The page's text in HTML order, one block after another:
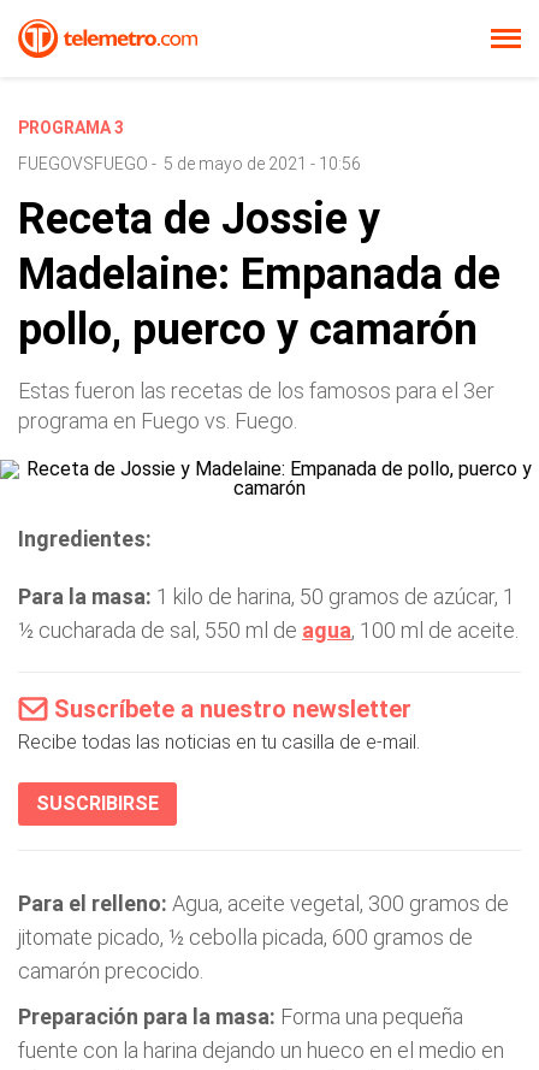
PROGRAMA 3
FUEGOVSFUEGO - 5 de mayo de 2021 - 10:56
Receta de Jossie y
Madelaine: Empanada de
pollo, puerco y camarón
Estas fueron las recetas de los famosos para el 3er
programa en Fuego vs. Fuego.
Ingredientes:
Para la masa: 1 kilo de harina, 50 gramos de azúcar, 1
½ cucharada de sal, 550 ml de agua, 100 ml de aceite.
Suscríbete a nuestro newsletter
Recibe todas las noticias en tu casilla de e-mail.
SUSCRIBIRSE
Para el relleno: Agua, aceite vegetal, 300 gramos de
jitomate picado, ½ cebolla picada, 600 gramos de
camarón precocido.
Preparación para la masa: Forma una pequeña
fuente con la harina dejando un hueco en el medio en